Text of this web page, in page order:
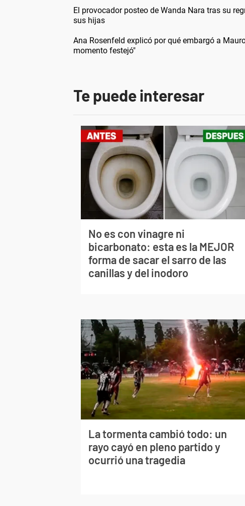
El provocador posteo de Wanda Nara tras su
sus hijas
Ana Rosenfeld explicó por qué embargó a
momento festejó"
Te puede interesar
No es con vinagre ni
bicarbonato: esta es la MEJOR
forma de sacar el sarro de las
canillas y del inodoro
La tormenta cambió todo: un
rayo cayó en pleno partido y
ocurrió una tragedia